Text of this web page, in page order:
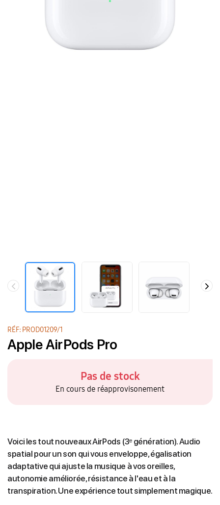
RÉF: PROD01209/1
Apple AirPods Pro
Pas de stock
En cours de réapprovisonement
Voici les tout nouveaux AirPods (3ᵉ génération). Audio
spatial pour un son qui vous enveloppe, égalisation
adaptative qui ajuste la musique à vos oreilles,
autonomie améliorée, résistance à l'eau et à la
transpiration. Une expérience tout simplement magique.